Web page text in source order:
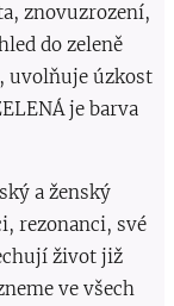
znovuzrození,
do zeleně
uvolňuje úzkost
je barva
a ženský
rezonanci, své
život již
ve všech